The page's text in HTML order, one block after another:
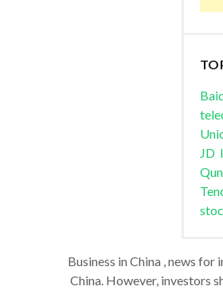
JD
Business in China , news
China. However, investors